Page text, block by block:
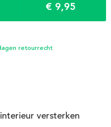
€ 9,95
retourrecht
versterken